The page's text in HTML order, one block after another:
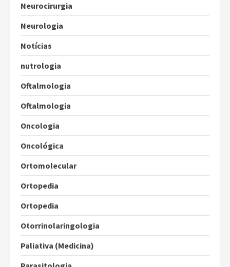
Neurocirurgia
Neurologia
Notícias
nutrologia
Oftalmologia
Oftalmologia
Oncologia
Oncológica
Ortomolecular
Ortopedia
Ortopedia
Otorrinolaringologia
Paliativa (Medicina)